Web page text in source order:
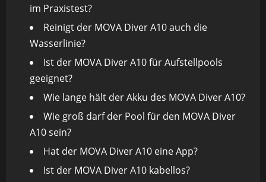
im Praxistest?
Reinigt der MOVA Diver A10 auch die
Wasserlinie?
Ist der MOVA Diver A10 für Aufstellpools
geeignet?
Wie lange hält der Akku des MOVA Diver A10?
Wie groß darf der Pool für den MOVA Diver
A10 sein?
Hat der MOVA Diver A10 eine App?
Ist der MOVA Diver A10 kabellos?